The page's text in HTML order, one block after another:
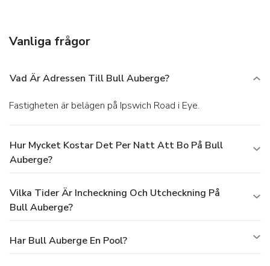
Vanliga frågor
Vad Är Adressen Till Bull Auberge?
Fastigheten är belägen på Ipswich Road i Eye.
Hur Mycket Kostar Det Per Natt Att Bo På Bull
Auberge?
Vilka Tider Är Incheckning Och Utcheckning På
Bull Auberge?
Har Bull Auberge En Pool?